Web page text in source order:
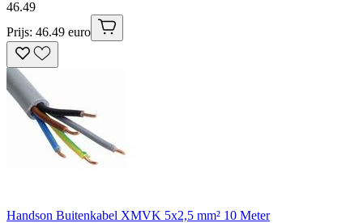
46.49
Prijs: 46.49 euro
Handson Buitenkabel XMVK 5x2,5 mm² 10 Meter